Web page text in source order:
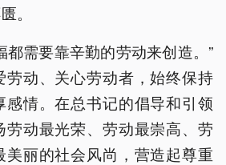
。
都需要靠辛勤的劳动来创造。”
劳动、关心劳动者，始终保持
感情。在总书记的倡导和引领
动最光荣、劳动最崇高、劳
丽的社会风尚，营造起尊重